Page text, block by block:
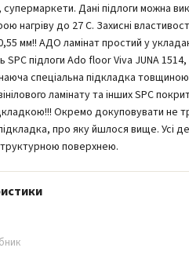
супермаркети. Дані підлоги можна
нагріву до 27 С. Захисні
мм!! АДО ламінат простий у
SPC підлоги Ado floor Viva JUNA
спеціальна підкладка
ламінату та інших SPC
Окремо докуповувати не
про яку йшлося вище. Усі
поверхнею.